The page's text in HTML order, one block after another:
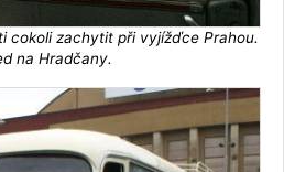
cokoli zachytit při vyjížďce Prahou.
na Hradčany.